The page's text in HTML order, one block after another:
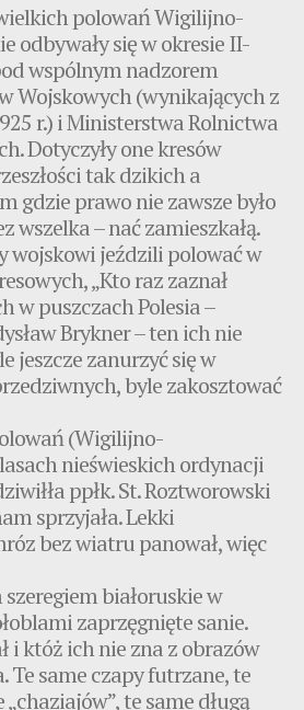
polowań Wigilijno-
odbywały się w okresie II-
wspólnym nadzorem
Wojskowych (wynikających z
r.) i Ministerstwa Rolnictwa
Dotyczyły one kresów
tak dzikich a
gdzie prawo nie zawsze było
wszelka – nać zamieszkałą.
wojskowi jeździli polować w
„Kto raz zaznał
w puszczach Polesia –
Brykner – ten ich nie
jeszcze zanurzyć się w
byle zakosztować
(Wigilijno-
nieświeskich ordynacji
ppłk. St. Roztworowski
sprzyjała. Lekki
bez wiatru panował, więc
białoruskie w
zaprzęgnięte sanie.
i któż ich nie zna z obrazów
Te same czapy futrzane, te
te same długą